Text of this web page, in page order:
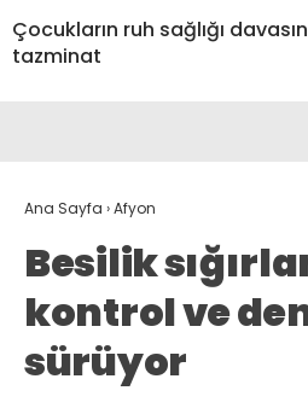
Çocukların ruh sağlığı
tazminat
Ana Sayfa ›Afyon
Besilik
kontrol ve
sürüyor